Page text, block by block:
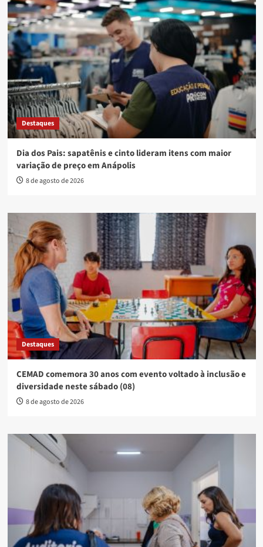
Destaques
Dia dos Pais: sapatênis e cinto lideram itens com maior
variação de preço em Anápolis
8 de agosto de 2026
Destaques
CEMAD comemora 30 anos com evento voltado à inclusão e
diversidade neste sábado (08)
8 de agosto de 2026